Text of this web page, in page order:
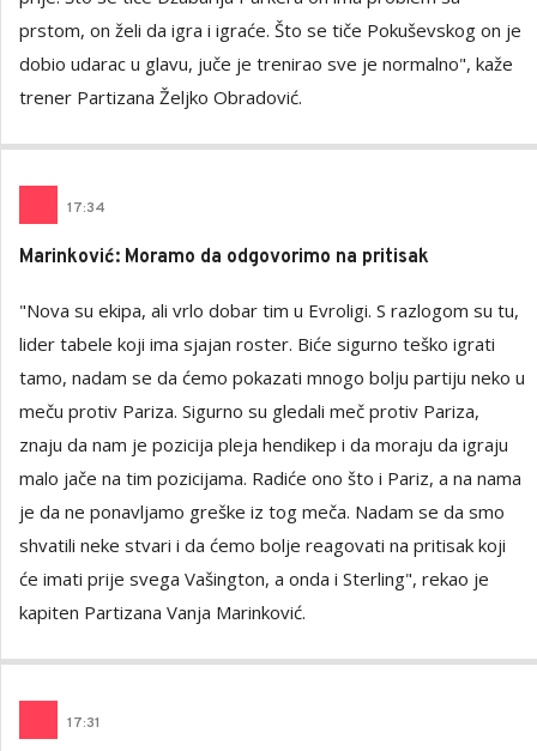
prstom, on želi da igra i igraće. Što se tiče Pokuševskog on je
dobio udarac u glavu, juče je trenirao sve je normalno", kaže
trener Partizana Željko Obradović.
17:34
Marinković: Moramo da odgovorimo na pritisak
"Nova su ekipa, ali vrlo dobar tim u Evroligi. S razlogom su tu,
lider tabele koji ima sjajan roster. Biće sigurno teško igrati
tamo, nadam se da ćemo pokazati mnogo bolju partiju neko u
meču protiv Pariza. Sigurno su gledali meč protiv Pariza,
znaju da nam je pozicija pleja hendikep i da moraju da igraju
malo jače na tim pozicijama. Radiće ono što i Pariz, a na nama
je da ne ponavljamo greške iz tog meča. Nadam se da smo
shvatili neke stvari i da ćemo bolje reagovati na pritisak koji
će imati prije svega Vašington, a onda i Sterling", rekao je
kapiten Partizana Vanja Marinković.
17:31